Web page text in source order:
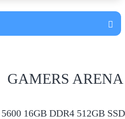
GAMERS
16GB DDR4 512GB